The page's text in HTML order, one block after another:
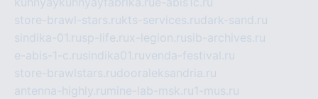
store-brawl-stars.rukts-services.rudark-sand.ru
sindika-01.rusp-life.rux-legion.rusib-archives.ru
e-abis-1-c.rusindika01.ruvenda-festival.ru
store-brawlstars.rudooraleksandria.ru
antenna-highly.ru mine-lab-msk.ru1-mus.ru